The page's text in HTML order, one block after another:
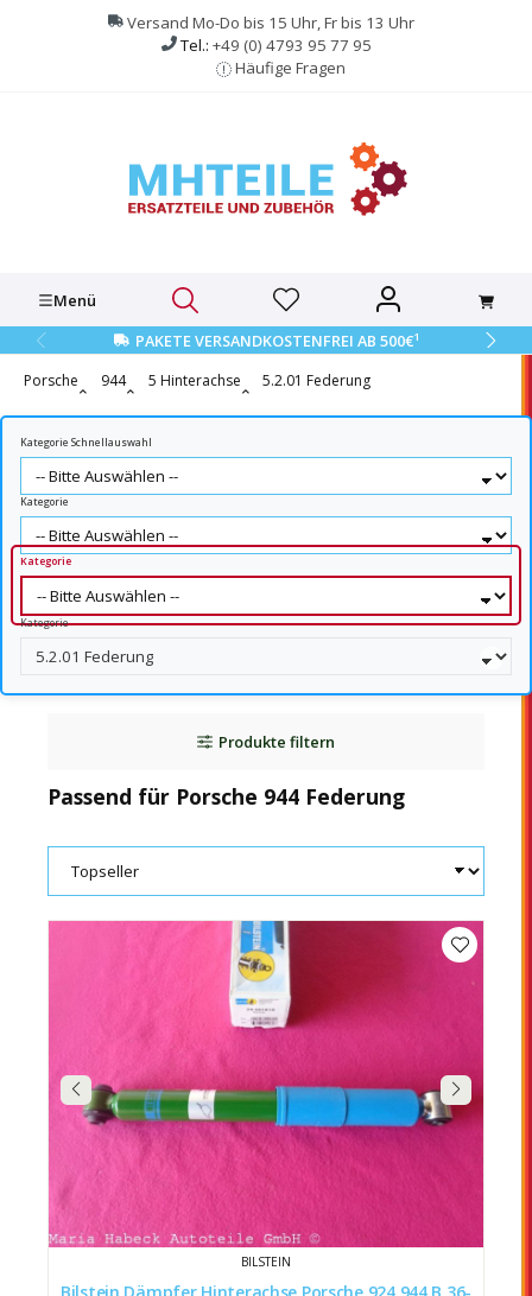
springen
Versand Mo-Do bis 15 Uhr, Fr bis 13 Uhr
Tel.: +49 (0) 4793 95 77 95
Häufige Fragen
Menü
PAKETE VERSANDKOSTENFREI AB 500€1
Porsche 944 5 Hinterachse 5.2.01 Federung
Kategorie Schnellauswahl
Kategorie
Kategorie
Kategorie
Produkte filtern
Passend für Porsche 944 Federung
BILSTEIN